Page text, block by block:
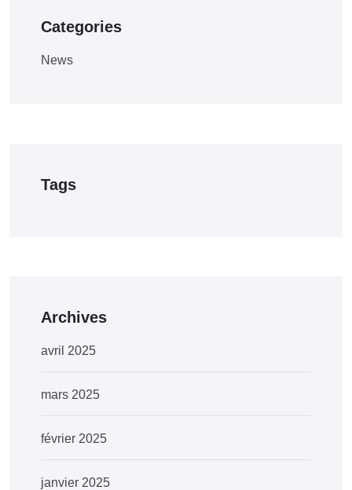
Categories
News
Tags
Archives
avril 2025
mars 2025
février 2025
janvier 2025